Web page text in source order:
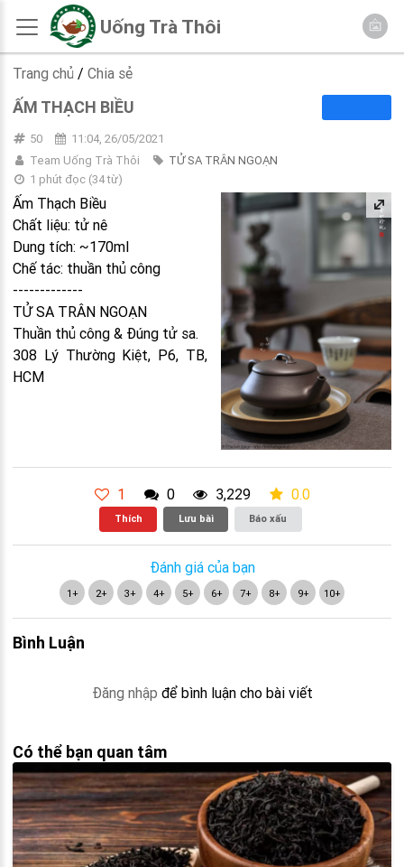
Uống Trà Thôi
Trang chủ / Chia sẻ
ẤM THẠCH BIỀU
50
11:04, 26/05/2021
Team Uống Trà Thôi
TỬ SA TRÂN NGOẠN
1 phút đọc(34từ)
Ấm Thạch Biều
Chất liệu: tử nê
Dung tích: ~170ml
Chế tác: thuần thủ công
-------------
TỬ SA TRÂN NGOẠN
Thuần thủ công & Đúng tử sa.
308 Lý Thường Kiệt, P6, TB,
HCM
1 0 3,229 0.0
Thích Lưu bài Báo xấu
Đánh giá của bạn
1+ 2+ 3+ 4+ 5+ 6+ 7+ 8+ 9+ 10+
Bình Luận
Đăng nhập để bình luận cho bài viết
Có thể bạn quan tâm